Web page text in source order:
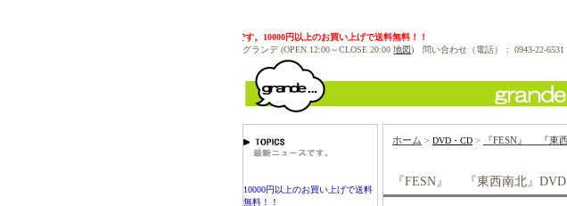
【!】代引でクレジットカードが利用可能です。10000円以上のお買い上げで送料無料！！
グランデ (OPEN 12:00～CLOSE 20:00 地図) 問い合わせ（電話）： 0943-22-6531
10000円以上のお買い上げで送料
無料！！
ホーム > DVD・CD > 『FESN』 『東
『FESN』 『東西南北』